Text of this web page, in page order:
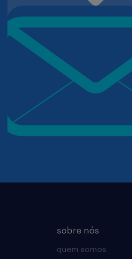
sobre nós
quem somos